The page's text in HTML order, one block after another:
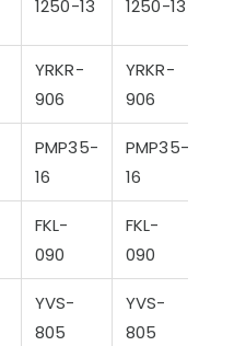
1250-13 1250-13
YRKR-
906
YRKR-
906
PMP35-
16
PMP35-
16
FKL-
090
FKL-
090
YVS-
805
YVS-
805